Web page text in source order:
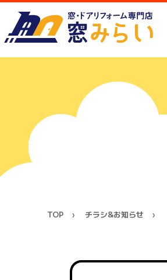
TOP チラシ&お知らせ